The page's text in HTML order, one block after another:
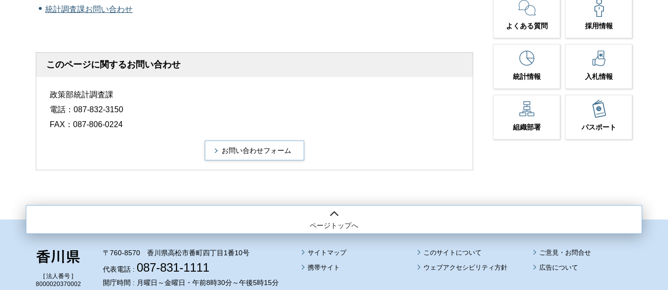
統計調査課お問い合わせ
このページに関するお問い合わせ
政策部統計調査課
電話：087-832-3150
FAX：087-806-0224
よくある質問 採用情報
統計情報 入札情報
組織部署 パスポート
ページトップへ
[ 法人番号 ]
8000020370002
〒760-8570 香川県高松市番町四丁目1番10号
代表電話 : 087-831-1111
開庁時間 : 月曜日～金曜日・午前8時30分～午後5時15分
サイトマップ
このサイトについて
携帯サイト
ウェブアクセシビリティ方針 広告について